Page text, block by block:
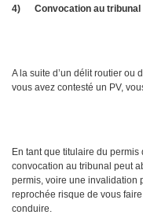
4) Convocation au
A la suite d’un délit routier ou
vous avez contesté un PV,
En tant que titulaire du
convocation au tribunal peut
permis, voire une invalidation
reprochée risque de vous
conduire.